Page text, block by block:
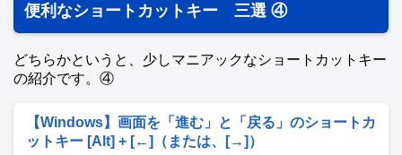
便利なショートカットキー 三選 ④
どちらかというと、少しマニアックなショートカットキー
の紹介です。④
【Windows】画面を「進む」と「戻る」のショートカ
ットキー [Alt] + [←]（または、[→]）